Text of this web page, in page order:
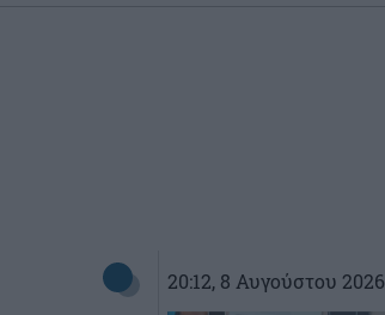
20:12, 8 Αυγούστου 2026